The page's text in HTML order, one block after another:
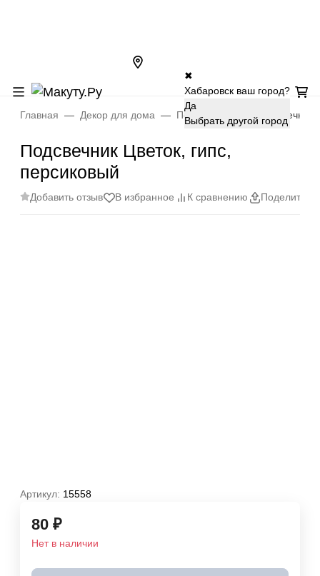
✖
Хабаровск ваш город?
Да
Выбрать другой город
Главная Декор для дома Подсвечники Подсвечник
Подсвечник Цветок, гипс,
персиковый
Добавить отзыв В избранное К сравнению Поделиться
Артикул: 15558
80 ₽
Нет в наличии